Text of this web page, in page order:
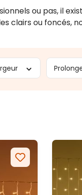
ou pas, il
clairs ou